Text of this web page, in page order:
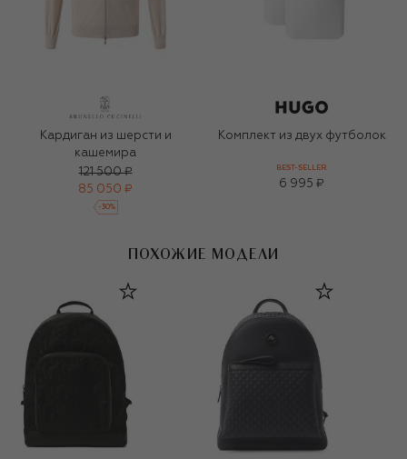
Кардиган из шерсти и
кашемира
121 500 ₽
85 050 ₽
-30%
Комплект из двух футболок
BEST-SELLER
6 995 ₽
ПОХОЖИЕ МОДЕЛИ